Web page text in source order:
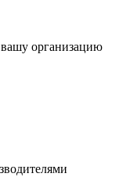
вашу организацию